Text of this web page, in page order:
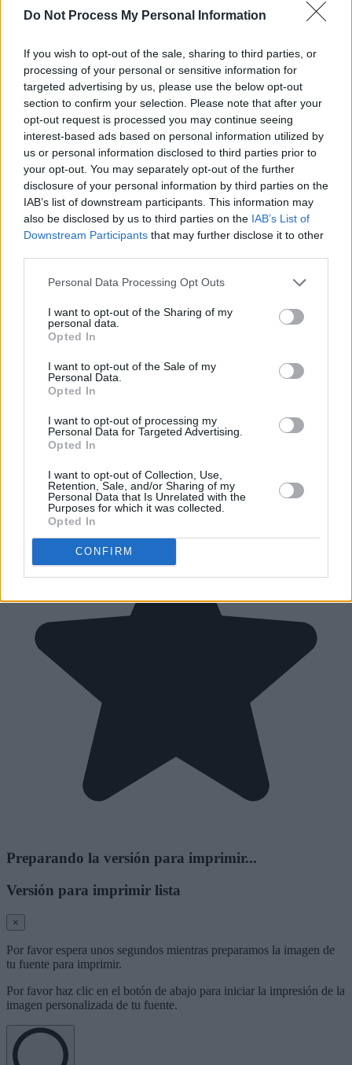
Do Not Process My Personal Information
If you wish to opt-out of the sale, sharing to third parties, or
processing of your personal or sensitive information for
targeted advertising by us, please use the below opt-out
section to confirm your selection. Please note that after your
opt-out request is processed you may continue seeing
interest-based ads based on personal information utilized by
us or personal information disclosed to third parties prior to
your opt-out. You may separately opt-out of the further
disclosure of your personal information by third parties on the
IAB’s list of downstream participants. This information may
also be disclosed by us to third parties on the IAB’s List of
Downstream Participants that may further disclose it to other
Personal Data Processing Opt Outs
I want to opt-out of the Sharing of my
personal data.
Opted In
I want to opt-out of the Sale of my
Personal Data.
Opted In
I want to opt-out of processing my
Personal Data for Targeted Advertising.
Opted In
I want to opt-out of Collection, Use,
Retention, Sale, and/or Sharing of my
Personal Data that Is Unrelated with the
Purposes for which it was collected.
Opted In
CONFIRM
Preparando la versión para imprimir...
Versión para imprimir lista
×
Por favor espera unos segundos mientras preparamos la imagen de
tu fuente para imprimir.
Por favor haz clic en el botón de abajo para iniciar la impresión de la
imagen personalizada de tu fuente.